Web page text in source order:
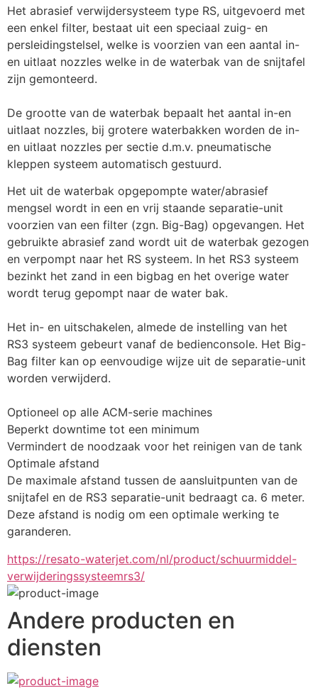
Het abrasief verwijdersysteem type RS, uitgevoerd met
een enkel filter, bestaat uit een speciaal zuig- en
persleidingstelsel, welke is voorzien van een aantal in-
en uitlaat nozzles welke in de waterbak van de snijtafel
zijn gemonteerd.
De grootte van de waterbak bepaalt het aantal in-en
uitlaat nozzles, bij grotere waterbakken worden de in-
en uitlaat nozzles per sectie d.m.v. pneumatische
kleppen systeem automatisch gestuurd.
Het uit de waterbak opgepompte water/abrasief
mengsel wordt in een en vrij staande separatie-unit
voorzien van een filter (zgn. Big-Bag) opgevangen. Het
gebruikte abrasief zand wordt uit de waterbak gezogen
en verpompt naar het RS systeem. In het RS3 systeem
bezinkt het zand in een bigbag en het overige water
wordt terug gepompt naar de water bak.
Het in- en uitschakelen, almede de instelling van het
RS3 systeem gebeurt vanaf de bedienconsole. Het Big-
Bag filter kan op eenvoudige wijze uit de separatie-unit
worden verwijderd.
Optioneel op alle ACM-serie machines
Beperkt downtime tot een minimum
Vermindert de noodzaak voor het reinigen van de tank
Optimale afstand
De maximale afstand tussen de aansluitpunten van de
snijtafel en de RS3 separatie-unit bedraagt ca. 6 meter.
Deze afstand is nodig om een optimale werking te
garanderen.
https://resato-waterjet.com/nl/product/schuurmiddel-
verwijderingssysteemrs3/
Andere producten en
diensten